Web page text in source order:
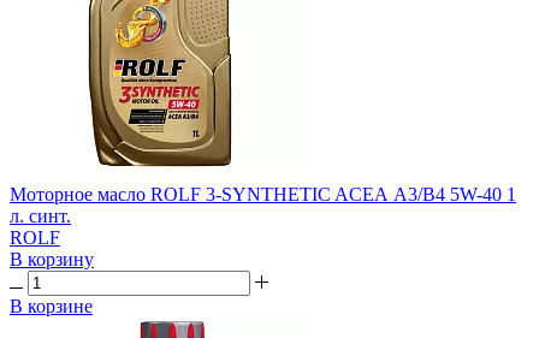
Моторное масло ROLF 3-SYNTHETIC AСЕА A3/B4 5W-40 1
л. синт.
ROLF
В корзину
В корзине